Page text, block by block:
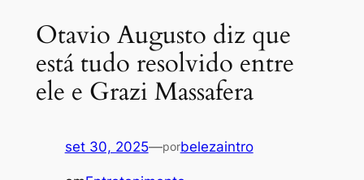
Otavio Augusto diz que
está tudo resolvido entre
ele e Grazi Massafera
set 30, 2025—porbelezaintro